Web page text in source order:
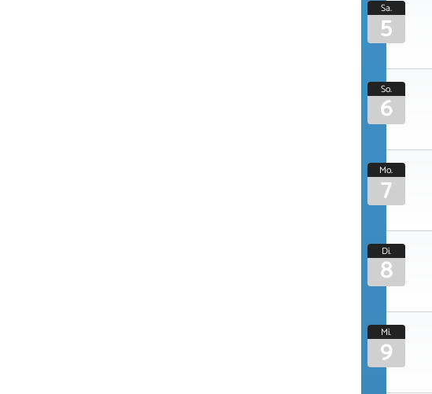
Sa.
5
So.
6
Mo.
7
Di.
8
Mi.
9